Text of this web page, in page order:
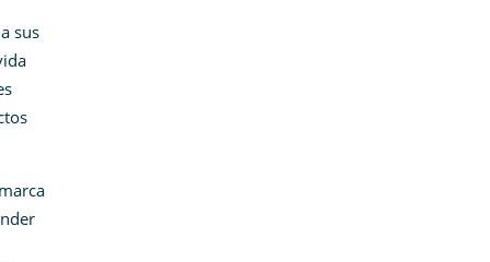
sus